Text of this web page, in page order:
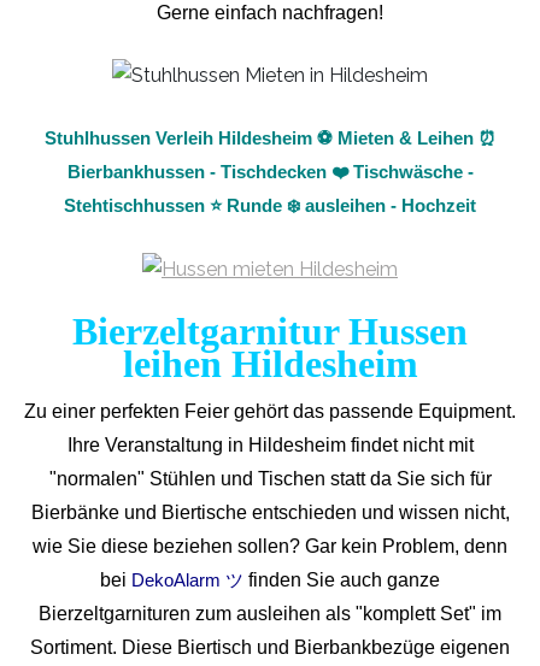
Gerne einfach nachfragen!
Stuhlhussen Verleih Hildesheim ⚽ Mieten & Leihen ⏰
Bierbankhussen - Tischdecken ❤️ Tischwäsche -
Stehtischhussen ⭐ Runde ❄️ ausleihen - Hochzeit
Bierzeltgarnitur Hussen
leihen Hildesheim
Zu einer perfekten Feier gehört das passende Equipment.
Ihre Veranstaltung in Hildesheim findet nicht mit
"normalen" Stühlen und Tischen statt da Sie sich für
Bierbänke und Biertische entschieden und wissen nicht,
wie Sie diese beziehen sollen? Gar kein Problem, denn
bei DekoAlarm ツ finden Sie auch ganze
Bierzeltgarnituren zum ausleihen als "komplett Set" im
Sortiment. Diese Biertisch und Bierbankbezüge eigenen